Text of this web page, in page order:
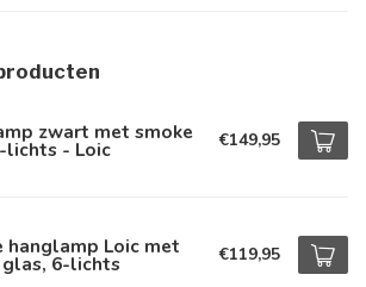
zwart met smoke
lichts - Loic €149,95
hanglamp Loic met
6-lichts €119,95